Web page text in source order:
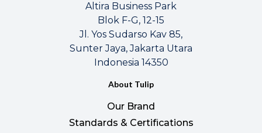
Altira Business Park
Blok F-G, 12-15
Jl. Yos Sudarso Kav 85,
Sunter Jaya, Jakarta Utara
Indonesia 14350
About Tulip
Our Brand
Standards & Certifications